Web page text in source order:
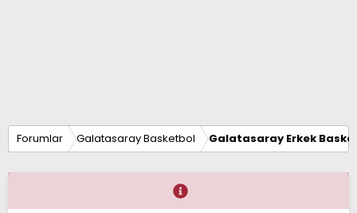
Forumlar Galatasaray Basketbol Galatasaray Erkek